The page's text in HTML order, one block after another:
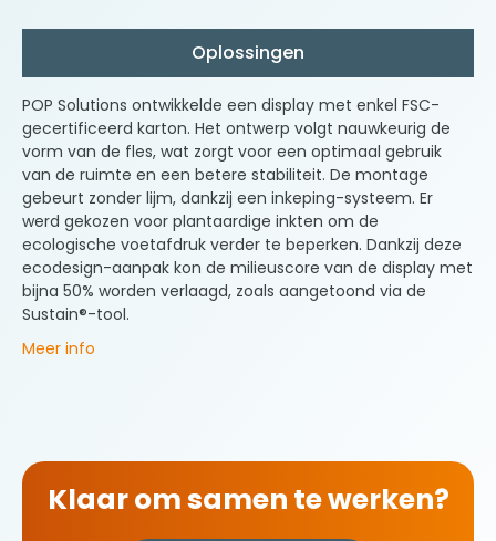
Oplossingen
POP Solutions ontwikkelde een display met enkel FSC-
gecertificeerd karton. Het ontwerp volgt nauwkeurig de
vorm van de fles, wat zorgt voor een optimaal gebruik
van de ruimte en een betere stabiliteit. De montage
gebeurt zonder lijm, dankzij een inkeping-systeem. Er
werd gekozen voor plantaardige inkten om de
ecologische voetafdruk verder te beperken. Dankzij deze
ecodesign-aanpak kon de milieuscore van de display met
bijna 50% worden verlaagd, zoals aangetoond via de
Sustain®-tool.
Meer info
Klaar om samen te werken?